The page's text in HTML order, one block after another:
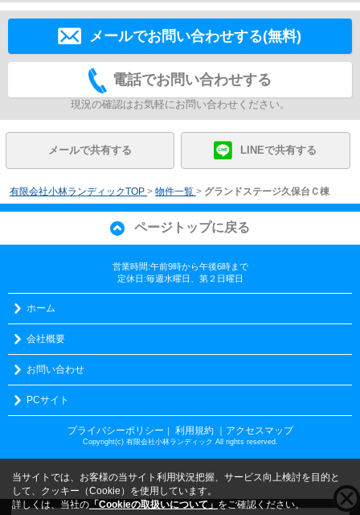
メールでお問い合わせする(無料)
電話でお問い合わせする
現況の確認はお気軽にお問い合わせください。
メールで共有する LINEで共有する
有限会社小林ランディックTOP > 物件一覧 > グランドステージ久保台Ｃ棟
ページトップに戻る
営業時間:午前9時から午後6時まで
定休日:毎週水曜日、第２日曜日
ホーム
会社概要
お問い合わせ
PCサイト
プライバシーポリシー 利用規約 ｜アクセスマップ
Copyright(c) 有限会社小林ランディック All rights reserved.
当サイトでは、お客様の当サイト利用状況把握、サービス向上検討を目的と
して、クッキー（Cookie）を使用しています。
詳しくは、当社の 「Cookieの取扱いについて」 をご確認ください。